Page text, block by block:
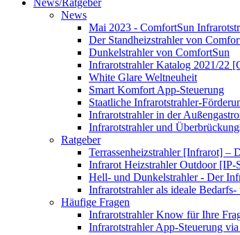
News/Ratgeber
News
Mai 2023 - ComfortSun
Der Standheizstrahler von
Dunkelstrahler von ComfortSun
Infrarotstrahler Katalog 2021/22
White Glare Weltneuheit
Smart Komfort App-Steuerung
Staatliche Infrarotstrahler-
Infrarotstrahler in der
Infrarotstrahler und
Ratgeber
Terrassenheizstrahler [Infrarot] –
Infrarot Heizstrahler Outdoor [IP-
Hell- und Dunkelstrahler - Der
Infrarotstrahler als ideale
Häufige Fragen
Infrarotstrahler Know für Ihre
Infrarotstrahler App-Steuerung